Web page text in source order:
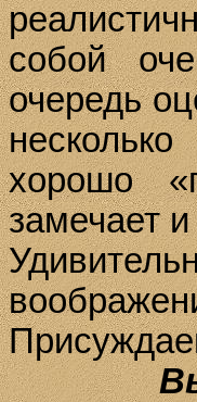
собой
очередь
хорошо
замечает